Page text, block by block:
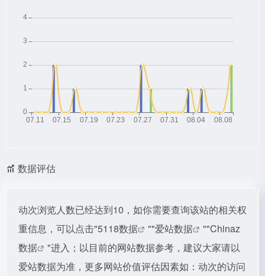
数据评估
动次浏览人数已经达到10，如你需要查询该站的相关权
重信息，可以点击"5118数据 ""爱站数据 ""Chinaz
数据
"进入；以目前的网站数据参考，建议大家请以
爱站数据为准，更多网站价值评估因素如：动次的访问